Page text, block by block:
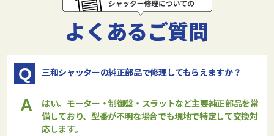
よくあるご質問
Q 三和シャッターの純正部品で修理してもらえますか？
A
はい。モーター・制御盤・スラットなど主要純正部品を常
備しており、型番が不明な場合でも現地で特定して交換対
応します。